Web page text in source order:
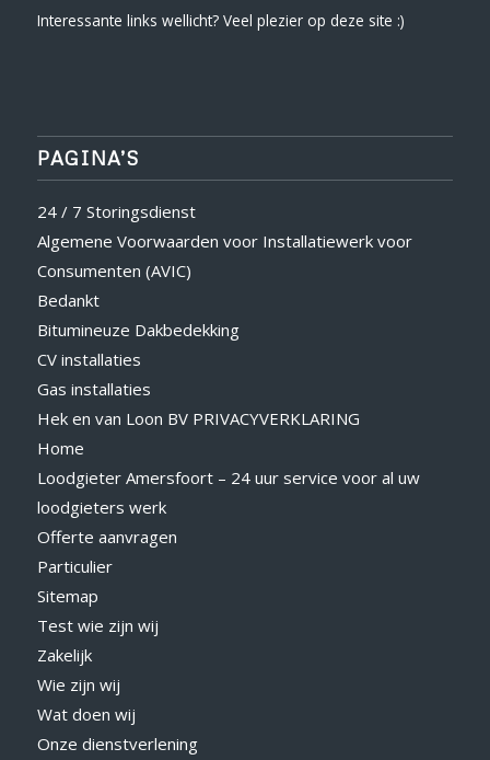
Interessante links wellicht? Veel plezier op deze site :)
PAGINA’S
24 / 7 Storingsdienst
Algemene Voorwaarden voor Installatiewerk voor
Consumenten (AVIC)
Bedankt
Bitumineuze Dakbedekking
CV installaties
Gas installaties
Hek en van Loon BV PRIVACYVERKLARING
Home
Loodgieter Amersfoort – 24 uur service voor al uw
loodgieters werk
Offerte aanvragen
Particulier
Sitemap
Test wie zijn wij
Zakelijk
Wie zijn wij
Wat doen wij
Onze dienstverlening